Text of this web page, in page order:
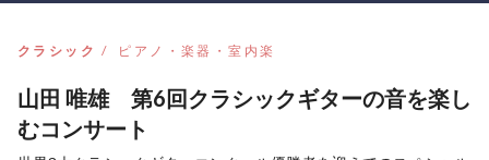
クラシック ピアノ・楽器・室内楽
山田 唯雄 第6回クラシックギターの音を楽し
むコンサート